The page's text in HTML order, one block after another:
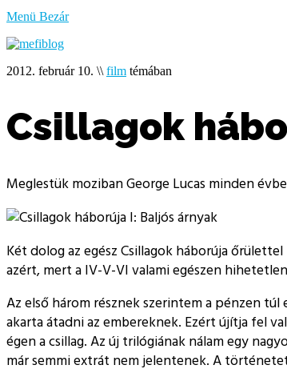
a
Menü Bezár
2012. február 10. \\ film témában
Csillagok
Meglestük moziban George Lucas minden
Két dolog az egész Csillagok háborúja
azért, mert a IV-V-VI valami egészen
Az első három résznek szerintem a pénzen
akarta átadni az embereknek. Ezért újítja fel
égen a csillag. Az új trilógiának nálam egy
már semmi extrát nem jelentenek. A